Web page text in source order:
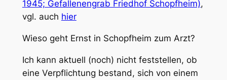
1945; Gefallenengrab Friedhof Schopfheim),
vgl. auch hier
Wieso geht Ernst in Schopfheim zum Arzt?
Ich kann aktuell (noch) nicht feststellen, ob
eine Verpflichtung bestand, sich von einem